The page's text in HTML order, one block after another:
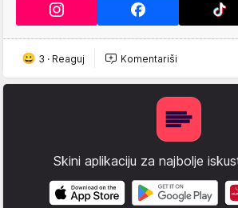
3 · Reaguj Komentariši
Skini aplikaciju za najbolje